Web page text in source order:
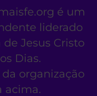
é um
liderado
Jesus Cristo
Dias.
organização
acima.